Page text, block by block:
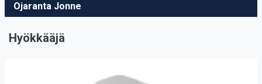
Ojaranta Jonne
Hyökkääjä